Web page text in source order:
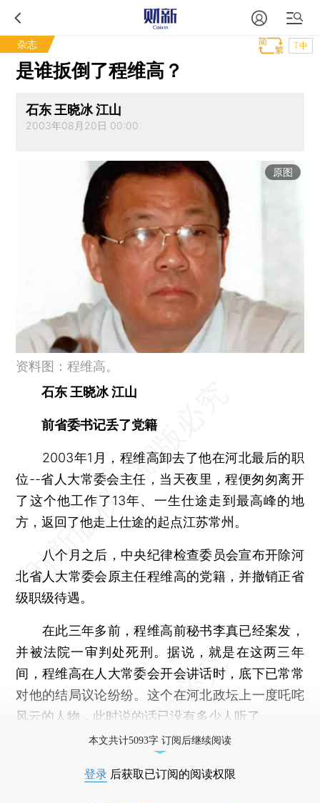
杂志 T中
是谁扳倒了程维高？
石东 王晓冰 江山
2003年08月20日 00:00
原图
资料图：程维高。
石东 王晓冰 江山
前省委书记丢了党籍
2003年1月，程维高卸去了他在河北最后的职
位--省人大常委会主任，当天夜里，程便匆匆离开
了这个他工作了13年、一生仕途走到最高峰的地
方，返回了他走上仕途的起点江苏常州。
八个月之后，中央纪律检查委员会宣布开除河
北省人大常委会原主任程维高的党籍，并撤销正省
级职级待遇。
在此三年多前，程维高前秘书李真已经案发，
并被法院一审判处死刑。据说，就是在这两三年
间，程维高在人大常委会开会讲话时，底下已常常
对他的结局议论纷纷。这个在河北政坛上一度吒咤
风云的人物，此时说的话已没有多少人听了。
本文共计5093字 订阅后继续阅读
登录 后获取已订阅的阅读权限